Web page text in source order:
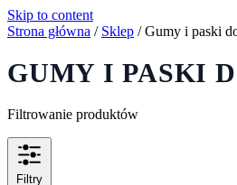
Skip to content
Strona główna / Sklep / Gumy i paski
GUMY I PASKI
Filtrowanie produktów
Filtry